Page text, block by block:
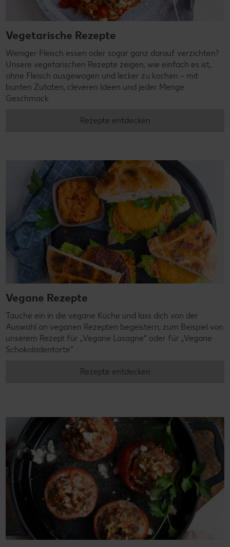
Vegetarische Rezepte
Weniger Fleisch essen oder sogar ganz darauf verzichten?
Unsere vegetarischen Rezepte zeigen, wie einfach es ist,
ohne Fleisch ausgewogen und lecker zu kochen – mit
bunten Zutaten, cleveren Ideen und jeder Menge
Geschmack.
Rezepte entdecken
Vegane Rezepte
Tauche ein in die vegane Küche und lass dich von der
Auswahl an veganen Rezepten begeistern, zum Beispiel von
unserem Rezept für „Vegane Lasagne“ oder für „Vegane
Schokoladentorte“.
Rezepte entdecken